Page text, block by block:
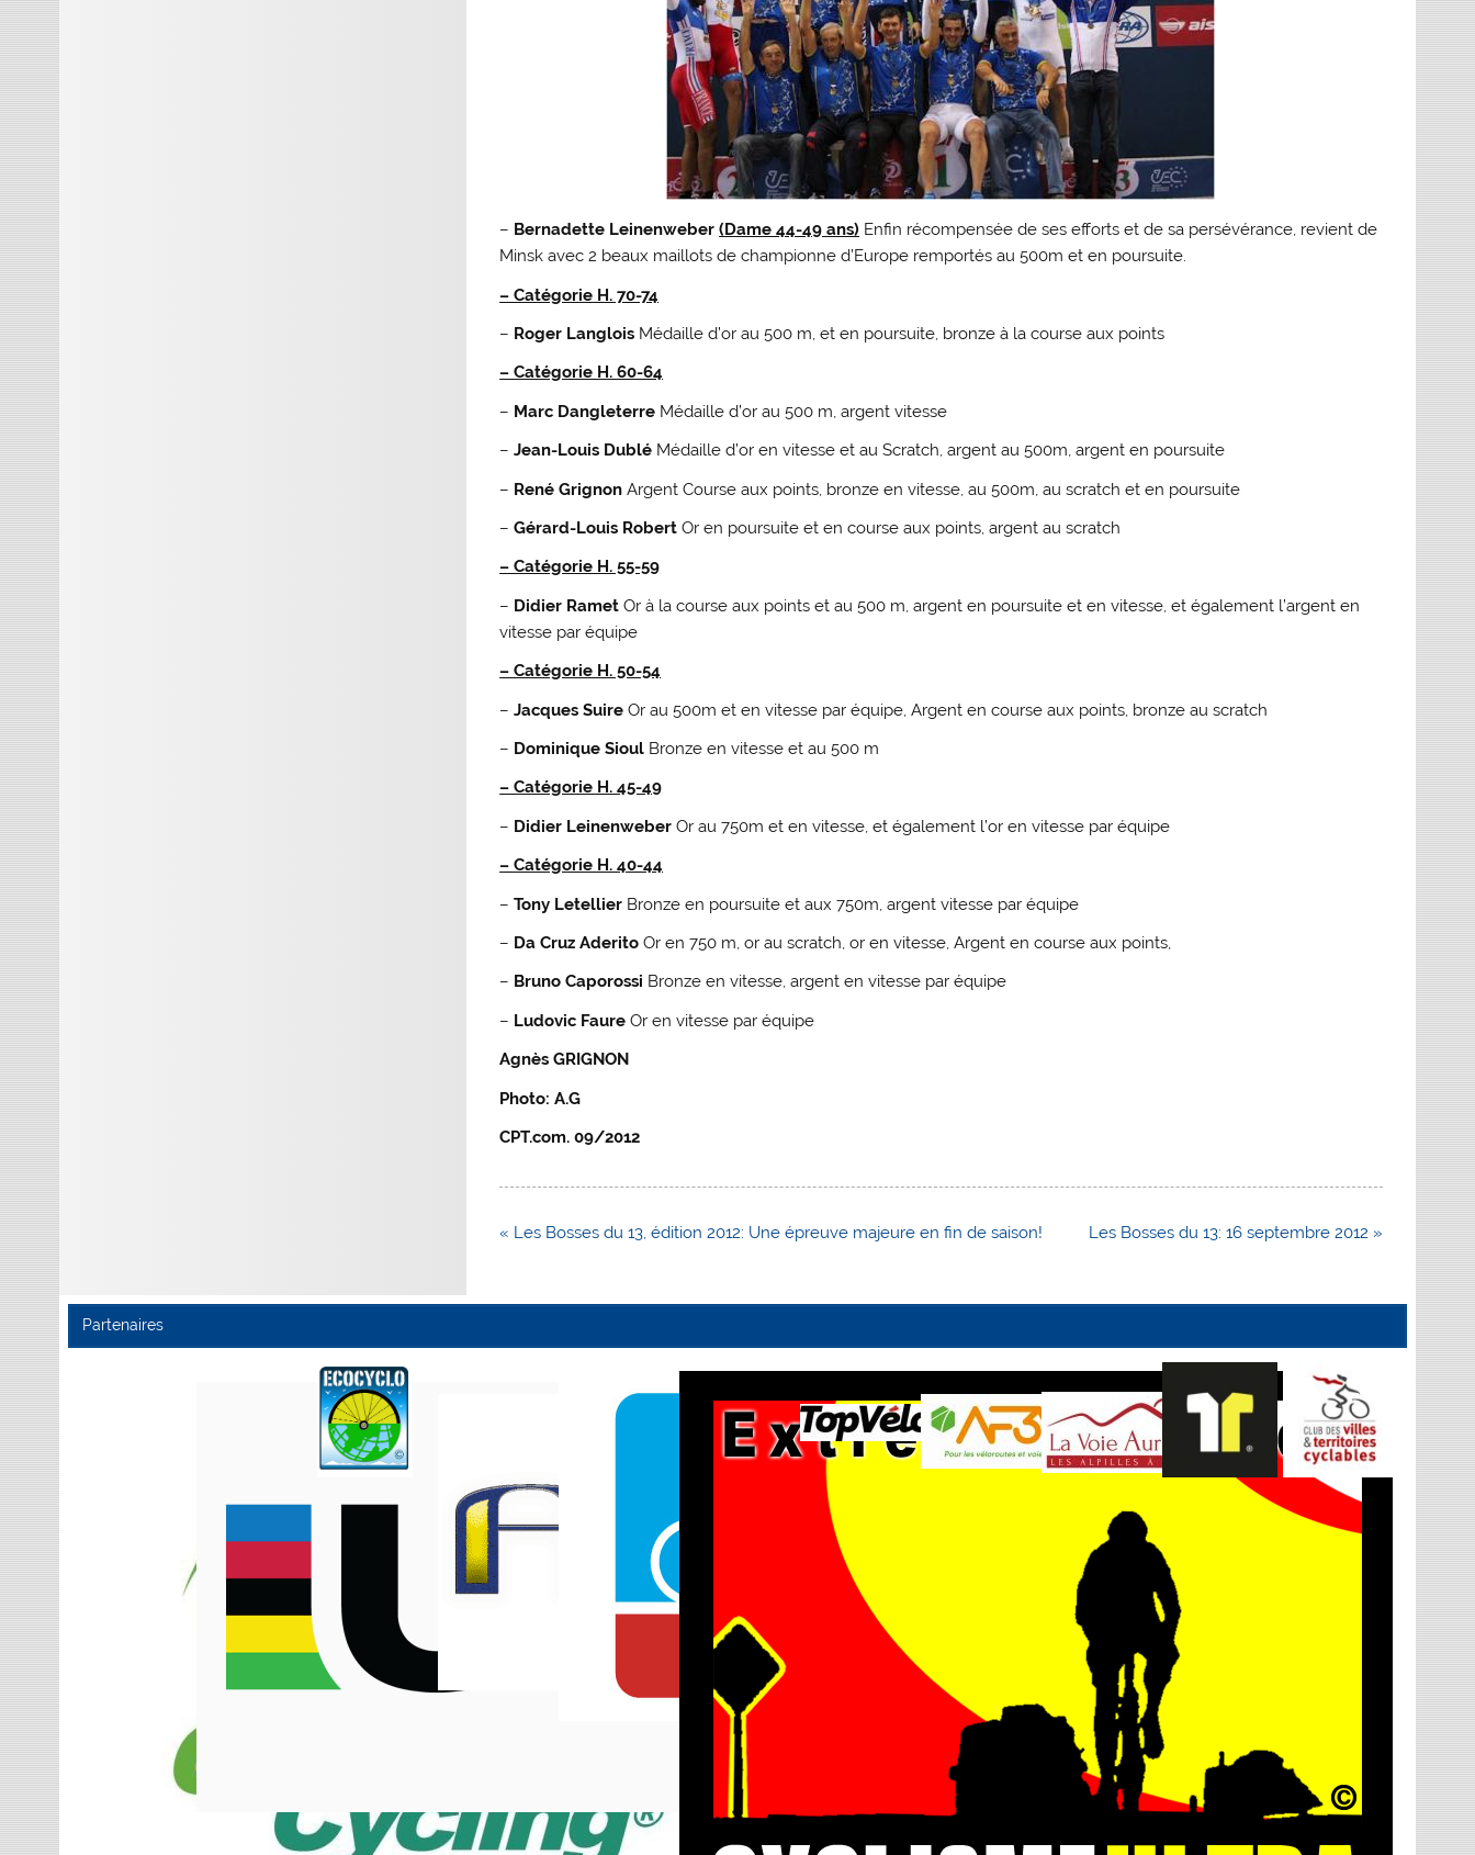
– Bernadette Leinenweber(Dame 44-49 ans) Enfin récompensée de ses efforts et de sa persévérance, revient de
Minsk avec 2 beaux maillots de championne d’Europe remportés au 500m et en poursuite.
– Catégorie H. 70-74
– Roger Langlois Médaille d’or au 500 m, et en poursuite, bronze à la course aux points
– Catégorie H. 60-64
– Marc Dangleterre Médaille d’or au 500 m, argent vitesse
–Jean-Louis Dublé Médaille d’or en vitesse et au Scratch, argent au 500m, argent en poursuite
– René Grignon Argent Course aux points, bronze en vitesse, au 500m, au scratch et en poursuite
–Gérard-Louis Robert Or en poursuite et en course aux points, argent au scratch
– Catégorie H. 55-59
– Didier Ramet Or à la course aux points et au 500 m, argent en poursuite et en vitesse, et également l’argent en
vitesse par équipe
– Catégorie H. 50-54
–Jacques Suire Or au 500m et en vitesse par équipe, Argent en course aux points, bronze au scratch
– Dominique Sioul Bronze en vitesse et au 500 m
– Catégorie H. 45-49
– Didier Leinenweber Or au 750m et en vitesse, et également l’or en vitesse par équipe
– Catégorie H. 40-44
–Tony Letellier Bronze en poursuite et aux 750m, argent vitesse par équipe
– Da Cruz Aderito Or en 750 m, or au scratch, or en vitesse, Argent en course aux points,
– Bruno Caporossi Bronze en vitesse, argent en vitesse par équipe
– Ludovic Faure Or en vitesse par équipe
Agnès GRIGNON
Photo: A.G
CPT.com. 09/2012
Navigation
« Les Bosses du 13, édition 2012: Une épreuve majeure en fin de saison! Les Bosses du 13: 16 septembre 2012 »
Partenaires